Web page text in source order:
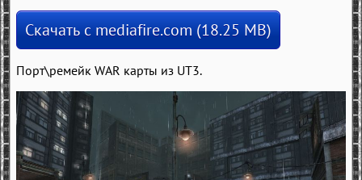
Скачать с mediafire.com (18.25 MB)
Порт\ремейк WAR карты из UT3.